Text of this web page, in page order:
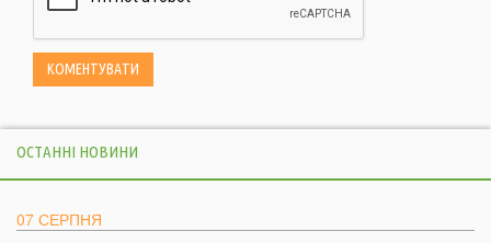
ОСТАННІ НОВИНИ
07 СЕРПНЯ